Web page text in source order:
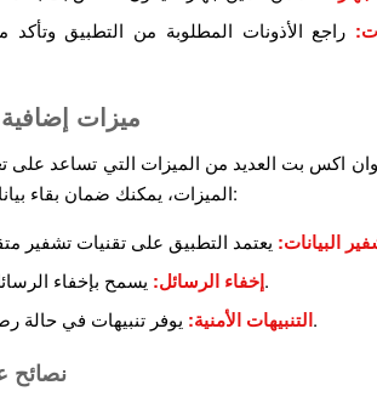
راجع الأذونات المطلوبة من التطبيق وتأكد
ميزات إضافية
اكس بت العديد من الميزات التي تساعد على
الميزات، يمكنك ضمان بقاء بياناتك محمية. إليك بعض هذه الميزات:
البيانات:
إخفاء الرسائل:يسمح بإخفاء الرسائل الخاصة، مما يعزز الخصوصية.
التنبيهات الأمنية:يوفر تنبيهات في حالة رصد أي نشاط مريب على حسابك.
نصائح